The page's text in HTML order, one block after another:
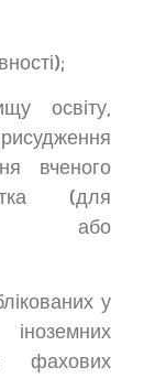
освіту,
вченого
(для
або
у
фахових